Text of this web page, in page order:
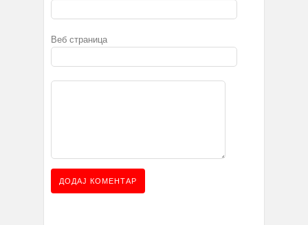
Веб страница